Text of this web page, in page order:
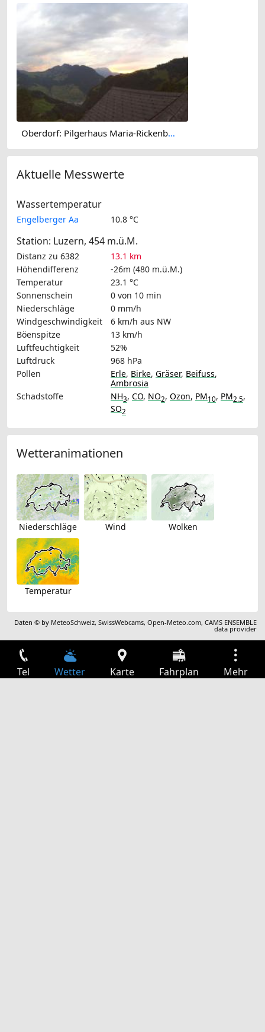
Oberdorf: Pilgerhaus Maria-Rickenbach
Aktuelle Messwerte
Wassertemperatur
Engelberger Aa 10.8 °C
Station: Luzern, 454 m.ü.M.
Distanz zu 6382
13.1 km
Höhendifferenz
-26m (480 m.ü.M.)
Temperatur
23.1 °C
Sonnenschein
0 von 10 min
Niederschläge
0 mm/h
Windgeschwindigkeit
6 km/h aus NW
Böenspitze
13 km/h
Luftfeuchtigkeit
52%
Luftdruck
968 hPa
Pollen
Erle, Birke, Gräser, Beifuss,
Ambrosia
Schadstoffe
NH3, CO, NO2, Ozon, PM10, PM2.5,
SO2
Wetteranimationen
Niederschläge Wind Wolken
Temperatur
Daten © by MeteoSchweiz,SwissWebcams,Open-Meteo.com,CAMS ENSEMBLE
data provider
Tel Wetter Karte Fahrplan Mehr